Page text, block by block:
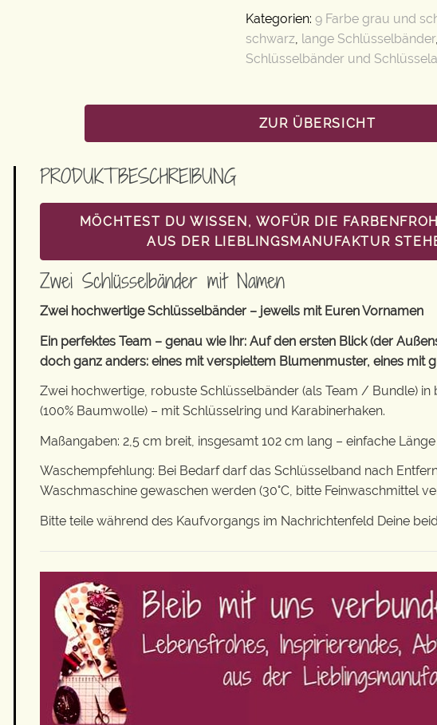
Kategorien: 9 Farbe grau und
schwarz, lange Schlüsselbänder,
Schlüsselbänder und
ZUR ÜBERSICHT
PRODUKTBESCHREIBUNG
MÖCHTEST DU WISSEN, WOFÜR DIE
AUS DER LIEBLINGSMANUFAKTUR
Zwei Schlüsselbänder mit Namen
Zwei hochwertige Schlüsselbänder – jeweils mit Euren Vornamen
Ein perfektes Team – genau wie Ihr: Auf den ersten Blick (der
doch ganz anders: eines mit verspieltem Blumenmuster, eines mit
Zwei hochwertige, robuste Schlüsselbänder (als Team / Bundle)
(100% Baumwolle) – mit Schlüsselring und Karabinerhaken.
Maßangaben: 2,5 cm breit, insgesamt 102 cm lang – einfache
Waschempfehlung: Bei Bedarf darf das Schlüsselband nach
Waschmaschine gewaschen werden (30°C, bitte Feinwaschmittel
Bitte teile während des Kaufvorgangs im Nachrichtenfeld Deine